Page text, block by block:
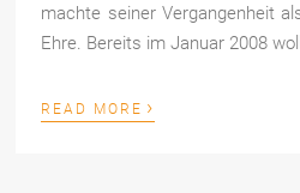
machte seiner Vergangenheit
Ehre. Bereits im Januar 2008
READ MORE ›